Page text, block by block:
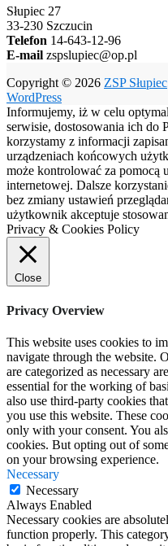
Słupiec 27
33-230 Szczucin
Telefon 14-643-12-96
E-mail zspslupiec@op.pl
Copyright © 2026 ZSP Słupiec
WordPress
Informujemy, iż w celu
serwisie, dostosowania ich do
korzystamy z informacji
urządzeniach końcowych
może kontrolować za pomocą
internetowej. Dalsze
bez zmiany ustawień
użytkownik akceptuje
Privacy & Cookies Policy
Close
Privacy Overview
This website uses cookies to
navigate through the website.
are categorized as necessary
essential for the working of
also use third-party cookies
you use this website. These
only with your consent. You
cookies. But opting out of
on your browsing experience.
Necessary
Necessary
Always Enabled
Necessary cookies are
function properly. This